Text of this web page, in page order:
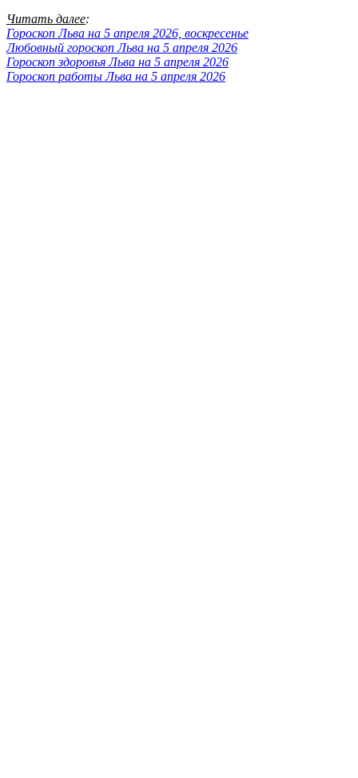
Читать далее:
Гороскоп Льва на 5 апреля 2026, воскресенье
Любовный гороскоп Льва на 5 апреля 2026
Гороскоп здоровья Льва на 5 апреля 2026
Гороскоп работы Льва на 5 апреля 2026